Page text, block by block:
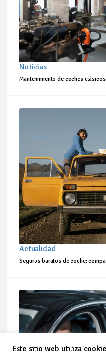
Noticias
Mantenimiento de coches
Actualidad
Seguros baratos de coche:
Este sitio web utiliza